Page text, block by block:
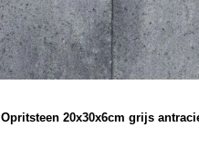
Opritsteen 20x30x6cm grijs